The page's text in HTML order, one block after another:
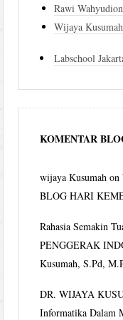
Rawi
Wijaya Kusumah
Labschool
KOMENTAR
wijaya Kusumah on
BLOG HARI
Rahasia Semakin
PENGGERAK
Kusumah, S.Pd,
DR. WIJAYA
Informatika Dalam